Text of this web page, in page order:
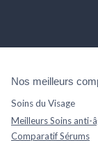
Nos meilleurs
Soins du Visage
Meilleurs Soins anti-
Comparatif Sérums